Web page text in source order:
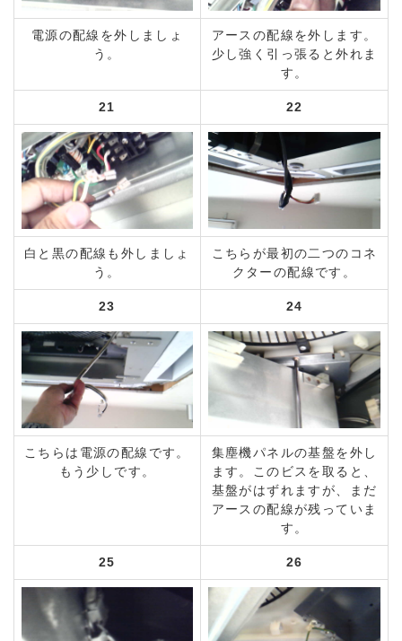
電源の配線を外しましょ
う。
アースの配線を外します。
少し強く引っ張ると外れま
す。
21 22
白と黒の配線も外しましょ
う。
こちらが最初の二つのコネ
クターの配線です。
23 24
こちらは電源の配線です。
もう少しです。
集塵機パネルの基盤を外し
ます。このビスを取ると、
基盤がはずれますが、まだ
アースの配線が残っていま
す。
25 26